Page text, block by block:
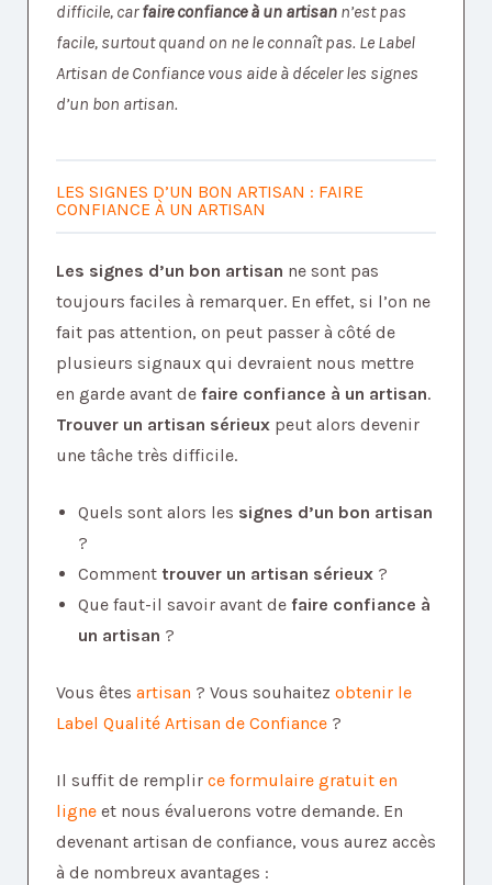
difficile, carfaire confiance à un artisan n’est pas
facile, surtout quand on ne le connaît pas. Le Label
Artisan de Confiance vous aide à déceler les signes
d’un bon artisan.
LES SIGNES D’UN BON ARTISAN : FAIRE
CONFIANCE À UN ARTISAN
Les signes d’un bon artisan ne sont pas
toujours faciles à remarquer. En effet, si l’on ne
fait pas attention, on peut passer à côté de
plusieurs signaux qui devraient nous mettre
en garde avant de faire confiance à un artisan.
Trouver un artisan sérieux peut alors devenir
une tâche très difficile.
Quels sont alors les signes d’un bon artisan
?
Comment trouver un artisan sérieux ?
Que faut-il savoir avant de faire confiance à
un artisan ?
Vous êtes artisan ? Vous souhaitez obtenir le
Label Qualité Artisan de Confiance ?
Il suffit de remplir ce formulaire gratuit en
ligne et nous évaluerons votre demande. En
devenant artisan de confiance, vous aurez accès
à de nombreux avantages :